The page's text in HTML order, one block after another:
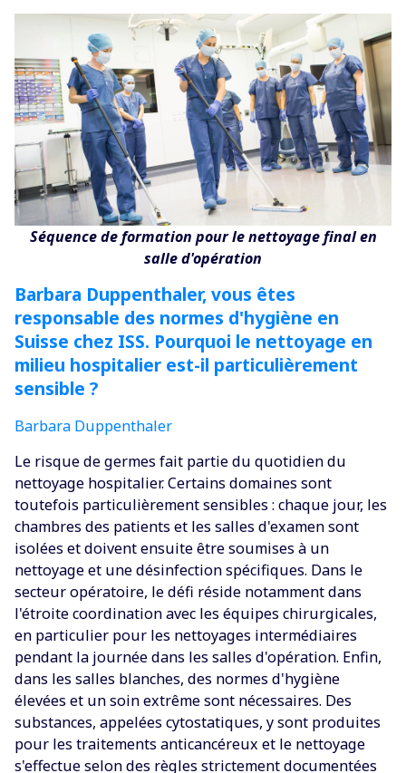
Séquence de formation pour le nettoyage final en
salle d'opération
Barbara Duppenthaler, vous êtes
responsable des normes d'hygiène en
Suisse chez ISS. Pourquoi le nettoyage en
milieu hospitalier est-il particulièrement
sensible ?
Barbara Duppenthaler
Le risque de germes fait partie du quotidien du
nettoyage hospitalier. Certains domaines sont
toutefois particulièrement sensibles : chaque jour, les
chambres des patients et les salles d'examen sont
isolées et doivent ensuite être soumises à un
nettoyage et une désinfection spécifiques. Dans le
secteur opératoire, le défi réside notamment dans
l'étroite coordination avec les équipes chirurgicales,
en particulier pour les nettoyages intermédiaires
pendant la journée dans les salles d'opération. Enfin,
dans les salles blanches, des normes d'hygiène
élevées et un soin extrême sont nécessaires. Des
substances, appelées cytostatiques, y sont produites
pour les traitements anticancéreux et le nettoyage
s'effectue selon des règles strictement documentées